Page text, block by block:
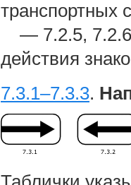
транспортных
— 7.2.5,
действия
7.3.1–7.3.3.